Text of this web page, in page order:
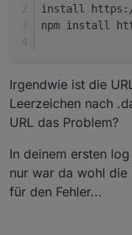
install https://
npm install
Irgendwie ist die
Leerzeichen nach
URL das Problem?
In deinem ersten
nur war da wohl die
für den Fehler...